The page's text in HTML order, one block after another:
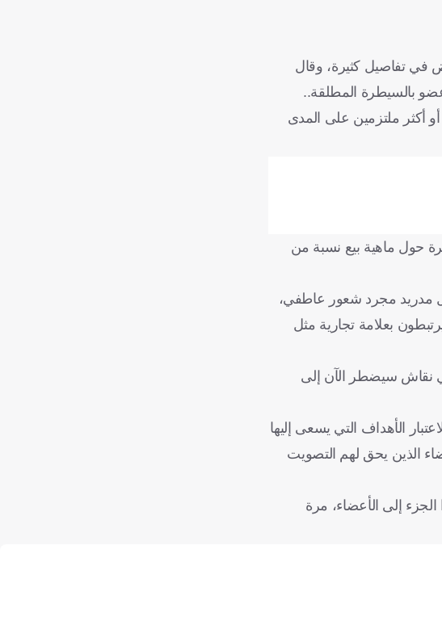
في تفاصيل كثيرة، وقال
لكن يجب علينا إنشاء شركة تابعة يحتفظ فيها أعضاء ريال مدريد البالغ عددهم 100 ألف عضو بالسيطرة المطلقة..
أقلية، على سبيل المثال 5%، من مستثمر واحد أو أكثر ملتزمين على المدى
حول ماهية بيع نسبة من
عضو. لن يكون الانتماء لنادي ريال مدريد مجرد شعور عاطفي،
مسؤولين، بل سيرتبطون بعلامة تجارية مثل
في نقاش سيضطر الآن إلى
الأهداف التي يسعى إليها
الذين يحق لهم التصويت
إلى الأعضاء، مرة